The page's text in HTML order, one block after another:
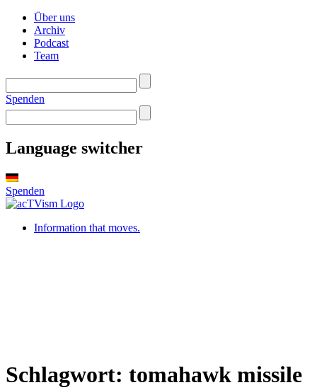
Über uns
Archiv
Podcast
Team
Spenden
Language switcher
Spenden
Information that moves.
Schlagwort: tomahawk missile